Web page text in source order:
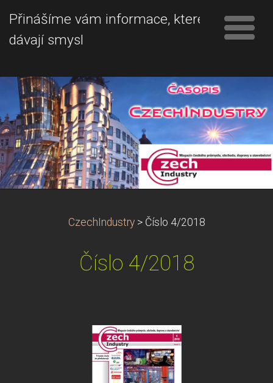
Přinášíme vám informace, které
dávají smysl
CzechIndustry > Číslo 4/2018
Číslo 4/2018